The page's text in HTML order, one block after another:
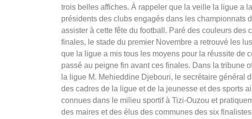
trois belles affiches. À rappeler que la veille la ligue a
présidents des clubs engagés dans les championnats
assister à cette fête du football. Paré des couleurs des
finales, le stade du premier Novembre a retrouvé les
que la ligue a mis tous les moyens pour la réussite de
passé au peigne fin avant ces finales. Dans la tribune
la ligue M. Mehieddine Djebouri, le secrétaire général
des cadres de la ligue et de la jeunesse et des sports
connues dans le milieu sportif à Tizi-Ouzou et
des maires et des élus des communes des six